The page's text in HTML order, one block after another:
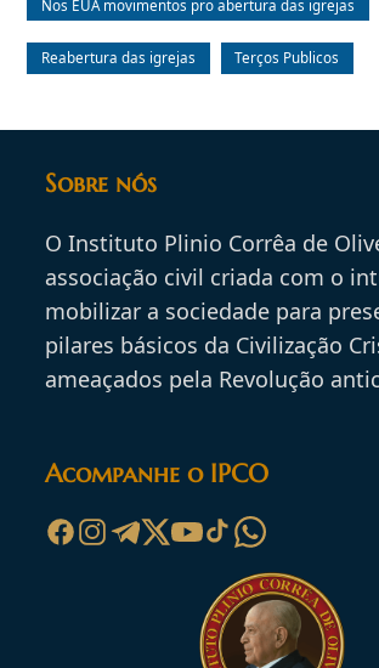
Nos EUA movimentos pro abertura das igrejas
Reabertura das igrejas Terços Publicos
Sobre nós
O Instituto Plinio Corrêa de
associação civil criada com o
mobilizar a sociedade para
pilares básicos da Civilização
ameaçados pela Revolução
Acompanhe o IPCO